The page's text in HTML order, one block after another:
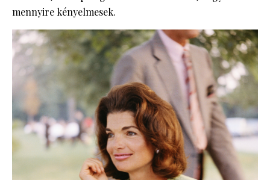
mennyire kényelmesek.